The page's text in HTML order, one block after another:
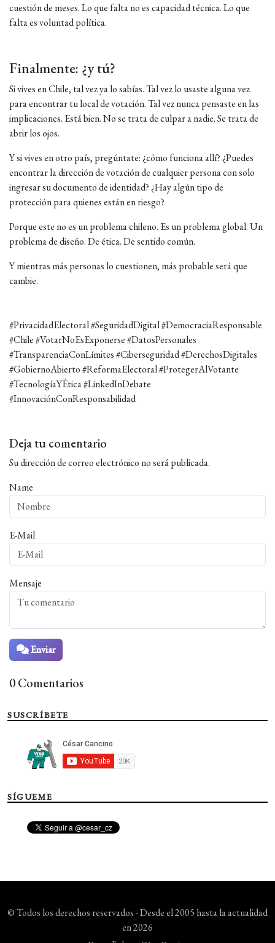
cuestión de meses. Lo que falta no es capacidad técnica. Lo que
falta es voluntad política.
Finalmente: ¿y tú?
Si vives en Chile, tal vez ya lo sabías. Tal vez lo usaste alguna vez
para encontrar tu local de votación. Tal vez nunca pensaste en las
implicaciones. Está bien. No se trata de culpar a nadie. Se trata de
abrir los ojos.
Y si vives en otro país, pregúntate: ¿cómo funciona allí? ¿Puedes
encontrar la dirección de votación de cualquier persona con solo
ingresar su documento de identidad? ¿Hay algún tipo de
protección para quienes están en riesgo?
Porque este no es un problema chileno. Es un problema global. Un
problema de diseño. De ética. De sentido común.
Y mientras más personas lo cuestionen, más probable será que
cambie.
#PrivacidadElectoral #SeguridadDigital #DemocraciaResponsable
#Chile #VotarNoEsExponerse #DatosPersonales
#TransparenciaConLímites #Ciberseguridad #DerechosDigitales
#GobiernoAbierto #ReformaElectoral #ProtegerAlVotante
#TecnologíaYÉtica #LinkedInDebate
#InnovaciónConResponsabilidad
Deja tu comentario
Su dirección de correo electrónico no será publicada.
Name
E-Mail
Mensaje
Enviar
0 Comentarios
SUSCRÍBETE
SÍGUEME
© Todos los derechos reservados - Desde el 2005 hasta la actualidad
en 2026